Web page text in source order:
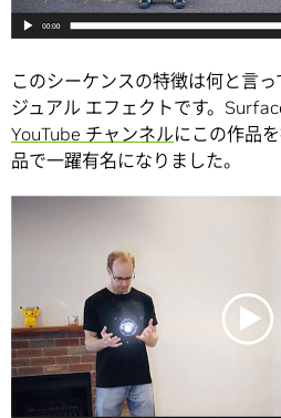
このシーケンスの特徴は何と言
ジュアル エフェクトです。
YouTube チャンネルにこの作品
品で一躍有名になりました。